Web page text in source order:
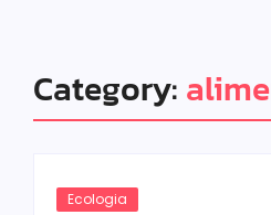
Category:
Ecologia